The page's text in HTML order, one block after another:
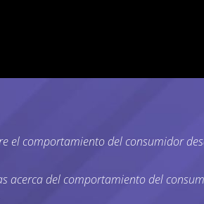
el comportamiento del consumidor
acerca del comportamiento del